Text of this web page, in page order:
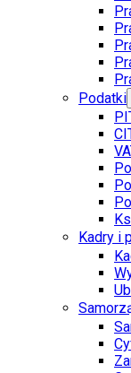
Podatki
Kadry i